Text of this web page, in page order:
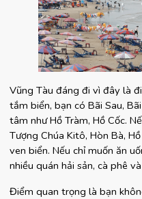
Vũng Tàu đáng đi vì đây là
tắm biển, bạn có Bãi Sau,
tâm như Hồ Tràm, Hồ Cốc.
Tượng Chúa Kitô, Hòn Bà,
ven biển. Nếu chỉ muốn ăn
nhiều quán hải sản, cà phê
Điểm quan trọng là bạn